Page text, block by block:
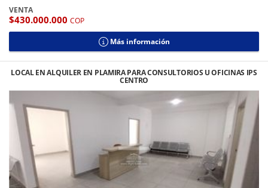
VENTA
$430.000.000 COP
Más información
LOCAL EN ALQUILER EN PLAMIRA PARA CONSULTORIOS U OFICINAS IPS
CENTRO